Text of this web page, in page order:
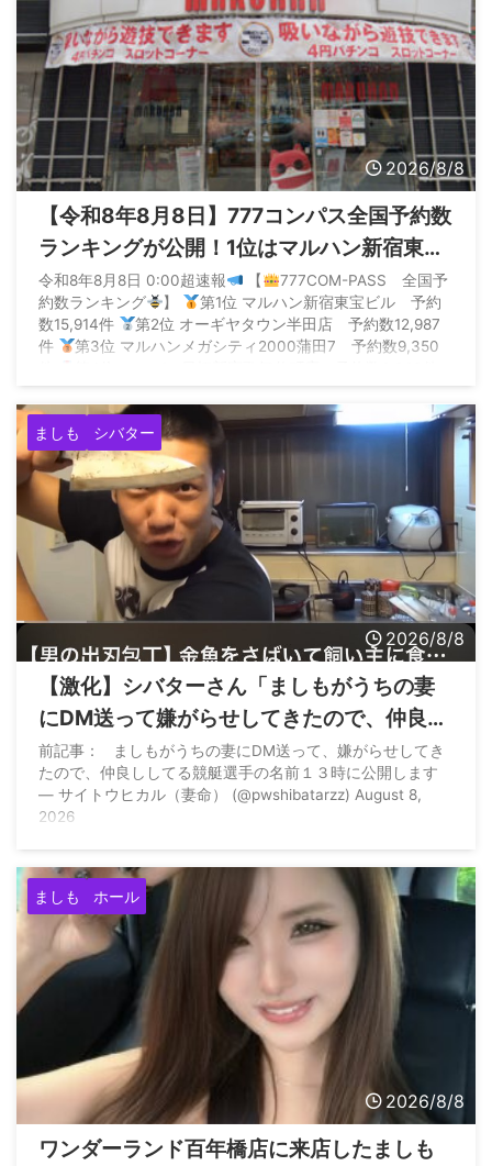
2026/8/8
【令和8年8月8日】777コンパス全国予約数
ランキングが公開！1位はマルハン新宿東宝
の1.5万件
令和8年8月8日 0:00超速報 【
777COM-PASS 全国予
約数ランキング
】
第1位 マルハン新宿東宝ビル 予約
数15,914件
第2位 オーギヤタウン半田店 予約数12,987
件
第3位 マルハンメガシティ2000蒲田7 予約数9,350
ましも シバター
2026/8/8
【激化】シバターさん「ましもがうちの妻
にDM送って嫌がらせしてきたので、仲良し
してる競艇選手を公開します」→結局公表
せず「やつがそういう人間だと言うのを皆
さんどうぞ認識してください」
前記事： ましもがうちの妻にDM送って、嫌がらせしてき
たので、仲良ししてる競艇選手の名前１３時に公開します
— サイトウヒカル（妻命） (@pwshibatarzz) August 8,
2026
ましも ホール
2026/8/8
ワンダーランド百年橋店に来店したましも